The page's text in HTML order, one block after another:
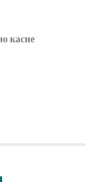
касне